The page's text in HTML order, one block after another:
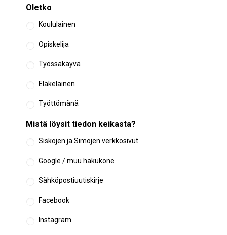
Oletko
Koululainen
Opiskelija
Työssäkäyvä
Eläkeläinen
Työttömänä
Mistä löysit tiedon keikasta?
Siskojen ja Simojen verkkosivut
Google / muu hakukone
Sähköpostiuutiskirje
Facebook
Instagram